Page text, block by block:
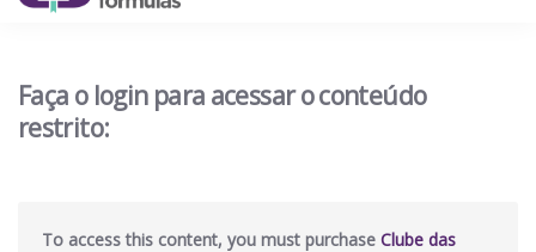
Faça o login para acessar o conteúdo
restrito:
To access this content, you must purchase Clube das